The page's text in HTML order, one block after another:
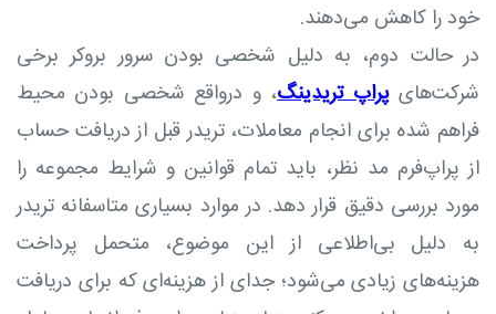
خود را کاهش می‌دهند.
در حالت دوم، به دلیل شخصی بودن سرور بروکر برخی
شرکت‌هایپراپ تریدینگ، و درواقع شخصی بودن محیط
فراهم شده برای انجام معاملات، تریدر قبل از دریافت حساب
از پراپ‌فرم مد نظر، باید تمام قوانین و شرایط مجموعه را
مورد بررسی دقیق قرار دهد. در موارد بسیاری متاسفانه تریدر
به دلیل بی‌اطلاعی از این موضوع، متحمل پرداخت
هزینه‌های زیادی می‌شود؛ جدای از هزینه‌ای که برای دریافت